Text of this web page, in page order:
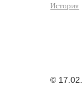
История
©